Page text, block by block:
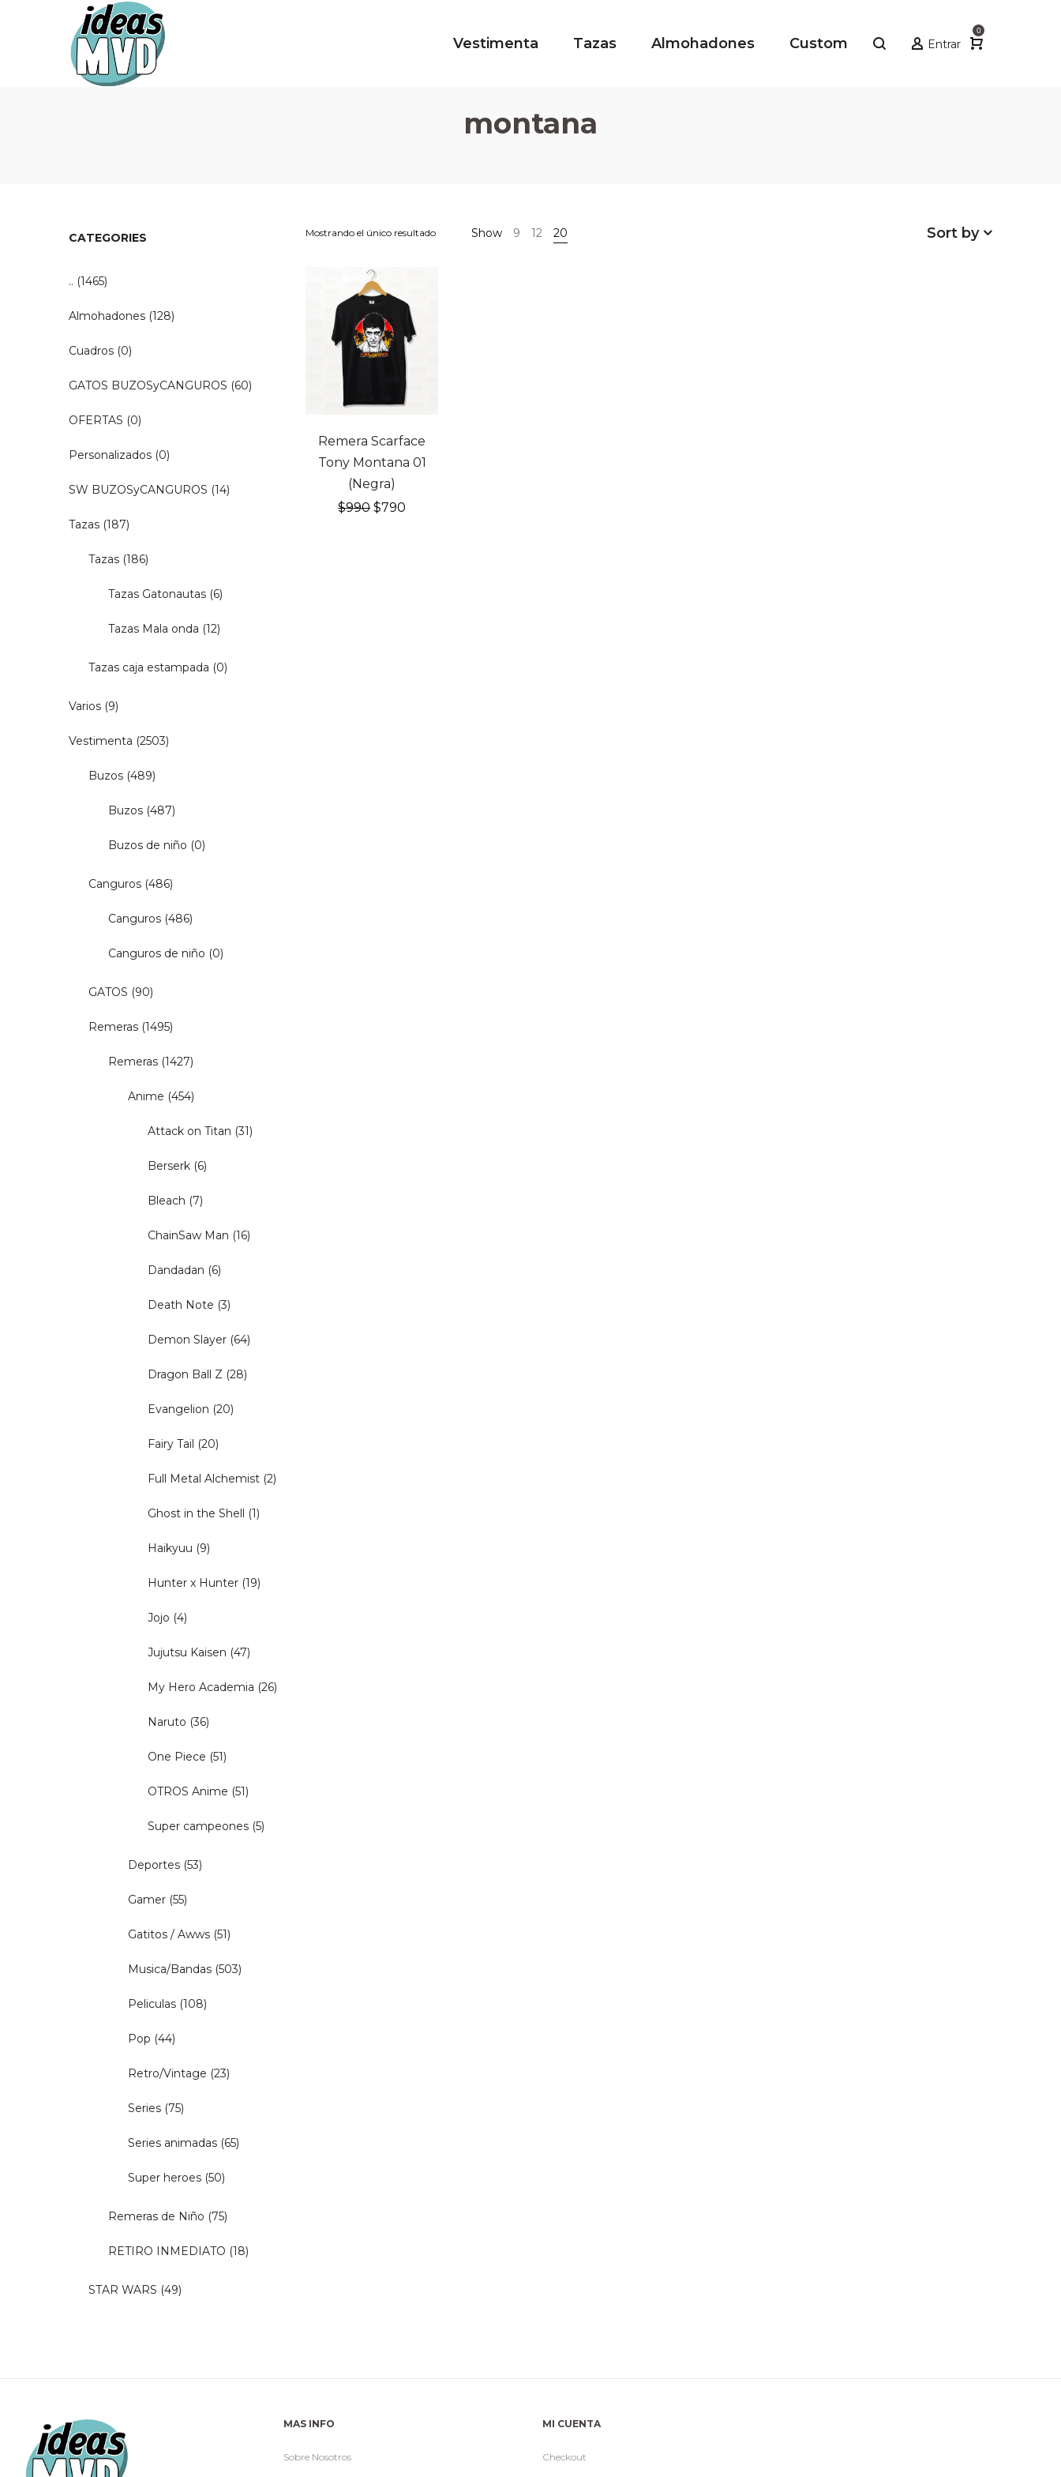
Ideas
Ideas Entrar
0
Vestimenta Tazas Almohadones Custom
montana
Mostrando el único resultado Show 9 12 20 Sort by
20% OFF
Remera Scarface
Tony Montana 01
(Negra)
$990El
$790
CATEGORIES
.. (1465)
Almohadones (128)
Cuadros (0)
GATOS BUZOSyCANGUROS (60)
OFERTAS (0)
Personalizados (0)
SW BUZOSyCANGUROS (14)
Tazas (187)
Tazas (186)
Tazas Gatonautas (6)
Tazas Mala onda (12)
Tazas caja estampada (0)
Varios (9)
Vestimenta (2503)
Buzos (489)
Buzos (487)
Buzos de niño (0)
Canguros (486)
Canguros (486)
Canguros de niño (0)
GATOS (90)
Remeras (1495)
Remeras (1427)
Anime (454)
Attack on Titan (31)
Berserk (6)
Bleach (7)
ChainSaw Man (16)
Dandadan (6)
Death Note (3)
Demon Slayer (64)
Dragon Ball Z (28)
Evangelion (20)
Fairy Tail (20)
Full Metal Alchemist (2)
Ghost in the Shell (1)
Haikyuu (9)
Hunter x Hunter (19)
Jojo (4)
Jujutsu Kaisen (47)
My Hero Academia (26)
Naruto (36)
One Piece (51)
OTROS Anime (51)
Super campeones (5)
Deportes (53)
Gamer (55)
Gatitos / Awws (51)
Musica/Bandas (503)
Peliculas (108)
Pop (44)
Retro/Vintage (23)
Series (75)
Series animadas (65)
Super heroes (50)
Remeras de Niño (75)
RETIRO INMEDIATO (18)
STAR WARS (49)
MAS INFO
Sobre Nosotros
MI CUENTA
Checkout